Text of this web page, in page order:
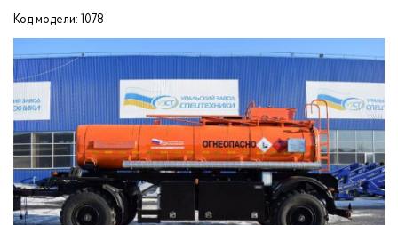
Код модели: 1078